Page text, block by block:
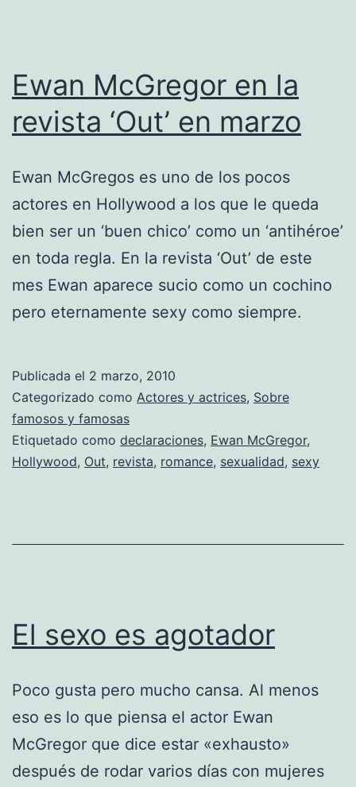
Ewan McGregor en la
revista ‘Out’ en marzo
Ewan McGregos es uno de los pocos
actores en Hollywood a los que le queda
bien ser un ‘buen chico’ como un ‘antihéroe’
en toda regla. En la revista ‘Out’ de este
mes Ewan aparece sucio como un cochino
pero eternamente sexy como siempre.
Publicada el 2 marzo, 2010
Categorizado como Actores y actrices, Sobre
famosos y famosas
Etiquetado como declaraciones, Ewan McGregor,
Hollywood, Out, revista, romance, sexualidad, sexy
El sexo es agotador
Poco gusta pero mucho cansa. Al menos
eso es lo que piensa el actor Ewan
McGregor que dice estar «exhausto»
después de rodar varios días con mujeres